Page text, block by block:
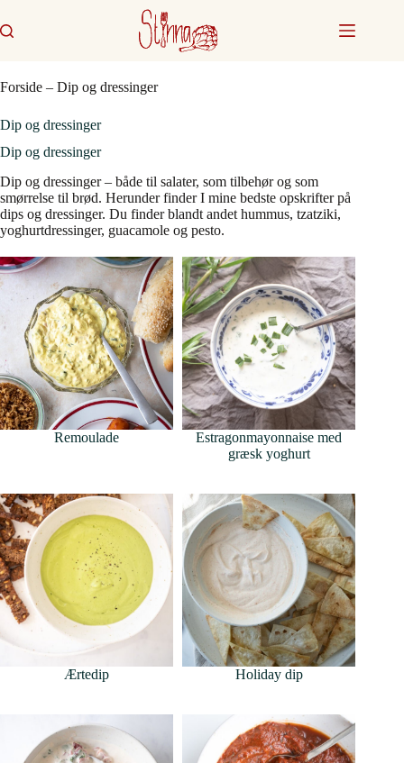
til
indhold
Forside – Dip og dressinger
Dip og dressinger
Dip og dressinger
Dip og dressinger – både til salater, som tilbehør og som
smørrelse til brød. Herunder finder I mine bedste opskrifter på
dips og dressinger. Du finder blandt andet hummus, tzatziki,
yoghurtdressinger, guacamole og pesto.
Remoulade
Estragonmayonnaise med
græsk yoghurt
Ærtedip Holiday dip